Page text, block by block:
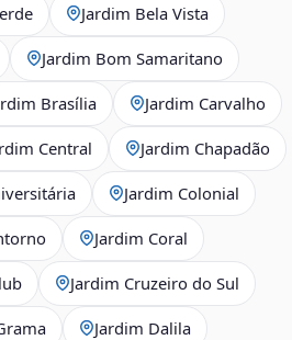
Jardim Bela Vista
Jardim Bom Samaritano
Brasília Jardim Carvalho
Central Jardim Chapadão
Jardim Colonial
Jardim Coral
Jardim Cruzeiro do Sul
Jardim Dalila